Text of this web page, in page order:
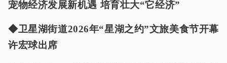
宠物经济发展新机遇 培育壮大“它经济”
◆卫星湖街道2026年“星湖之约”文旅美食节开幕
许宏球出席